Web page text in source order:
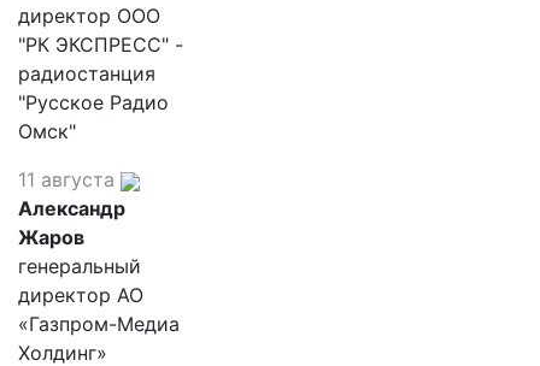
директор ООО
"РК ЭКСПРЕСС" -
радиостанция
"Русское Радио
Омск"
11 августа
Александр
Жаров
генеральный
директор АО
«Газпром-Медиа
Холдинг»